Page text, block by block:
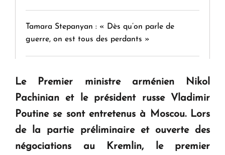
Tamara Stepanyan : « Dès qu’on parle de
guerre, on est tous des perdants »
question d'un référendum ne se pose pas. "
KASA : 30 ans d'audace, de résilience et d'avenir
en Arménie
Le Premier ministre arménien Nikol
Pachinian et le président russe Vladimir
Poutine se sont entretenus à Moscou. Lors
de la partie préliminaire et ouverte des
négociations au Kremlin, le premier